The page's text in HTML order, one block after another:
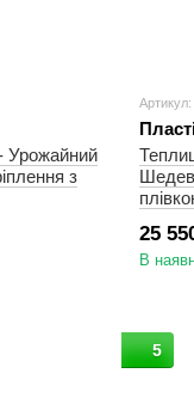
Урожайний
з
25
В
5